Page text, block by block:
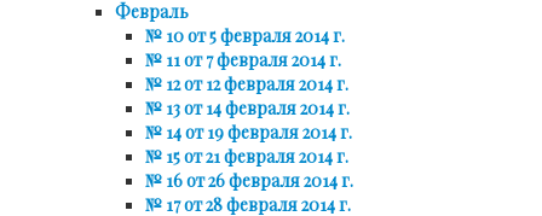
Февраль
№ 10 от 5 февраля 2014 г.
№ 11 от 7 февраля 2014 г.
№ 12 от 12 февраля 2014 г.
№ 13 от 14 февраля 2014 г.
№ 14 от 19 февраля 2014 г.
№ 15 от 21 февраля 2014 г.
№ 16 от 26 февраля 2014 г.
№ 17 от 28 февраля 2014 г.